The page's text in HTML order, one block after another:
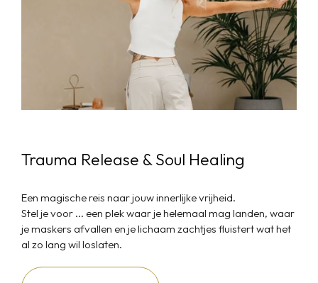
Trauma Release & Soul Healing
Een magische reis naar jouw innerlijke vrijheid.
Stel je voor ... een plek waar je helemaal mag landen, waar
je maskers afvallen en je lichaam zachtjes fluistert wat het
al zo lang wil loslaten.